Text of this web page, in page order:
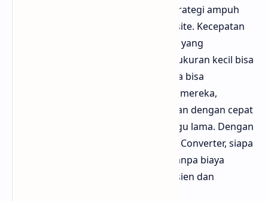
menggunakan WebP bisa menjadi strategi ampuh
dalam meningkatkan performa website. Kecepatan
loading adalah salah satu faktor SEO yang
berpengaruh besar, dan gambar berukuran kecil bisa
membantu mencapainya. UMKM juga bisa
memanfaatkan ini untuk toko online mereka,
sehingga foto produk bisa ditampilkan dengan cepat
tanpa membuat pelanggan menunggu lama. Dengan
alat gratis seperti FreeConvert WebP Converter, siapa
pun bisa mengoptimalkan gambar tanpa biaya
tambahan, membuat usaha lebih efisien dan